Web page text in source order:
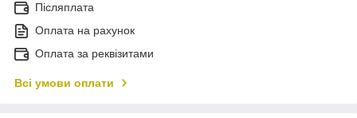
Післяплата
Оплата на рахунок
Оплата за реквізитами
Всі умови оплати